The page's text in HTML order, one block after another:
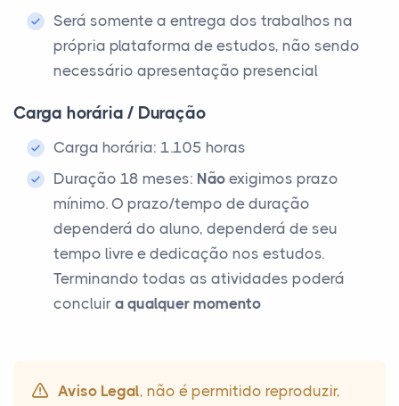
Será somente a entrega dos trabalhos na
própria plataforma de estudos, não sendo
necessário apresentação presencial
Carga horária / Duração
Carga horária: 1.105 horas
Duração 18 meses: Não exigimos prazo
mínimo. O prazo/tempo de duração
dependerá do aluno, dependerá de seu
tempo livre e dedicação nos estudos.
Terminando todas as atividades poderá
concluir a qualquer momento
Aviso Legal, não é permitido reproduzir,